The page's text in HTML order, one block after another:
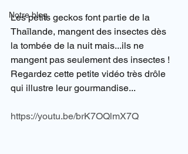
Notre blog
Les petits geckos font partie de la
Thaïlande, mangent des insectes dès
la tombée de la nuit mais...ils ne
mangent pas seulement des insectes !
Regardez cette petite vidéo très drôle
qui illustre leur gourmandise...
https://youtu.be/brK7OQlmX7Q